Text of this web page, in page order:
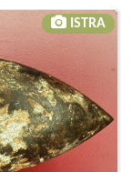
ISTRA